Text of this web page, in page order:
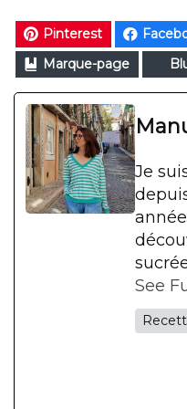
Pinterest
Marque-page
Je
See